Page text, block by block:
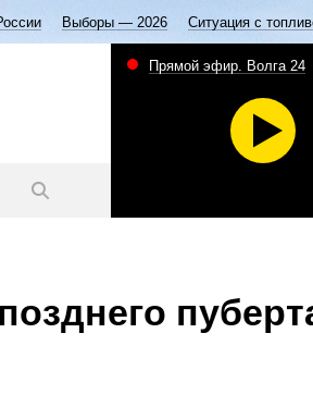
Выборы — 2026 Ситуация с
Прямой эфир. Волга 24